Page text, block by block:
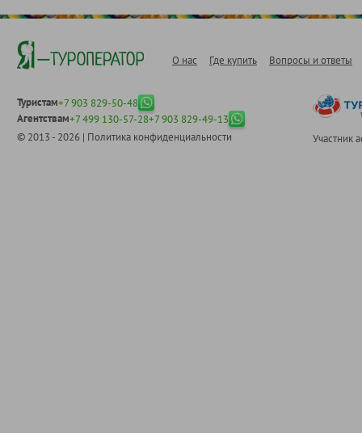
О нас Где купить Вопросы и ответы
Туристам+7 903 829-50-48
Агентствам+7 499 130-57-28+7 903 829-49-13
© 2013 - 2026 | Политика конфиденциальности Участник